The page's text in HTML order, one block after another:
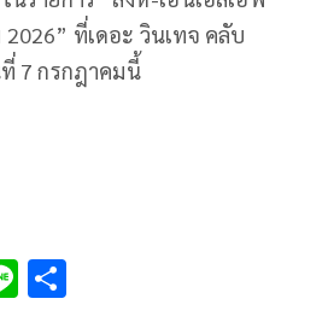
ที่เดอะ วินเทจ คลับ
7 กรกฎาคมนี้
Li